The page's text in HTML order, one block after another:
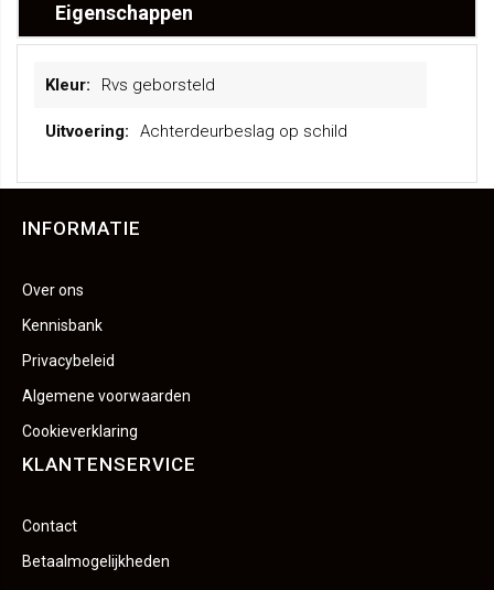
Eigenschappen
Rvs geborsteld
Achterdeurbeslag op schild
INFORMATIE
Over ons
Kennisbank
Privacybeleid
Algemene voorwaarden
Cookieverklaring
KLANTENSERVICE
Contact
Betaalmogelijkheden